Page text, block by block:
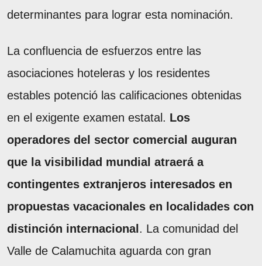
determinantes para lograr esta nominación.
La confluencia de esfuerzos entre las
asociaciones hoteleras y los residentes
estables potenció las calificaciones obtenidas
en el exigente examen estatal. Los
operadores del sector comercial auguran
que la visibilidad mundial atraerá a
contingentes extranjeros interesados en
propuestas vacacionales en localidades con
distinción internacional . La comunidad del
Valle de Calamuchita aguarda con gran